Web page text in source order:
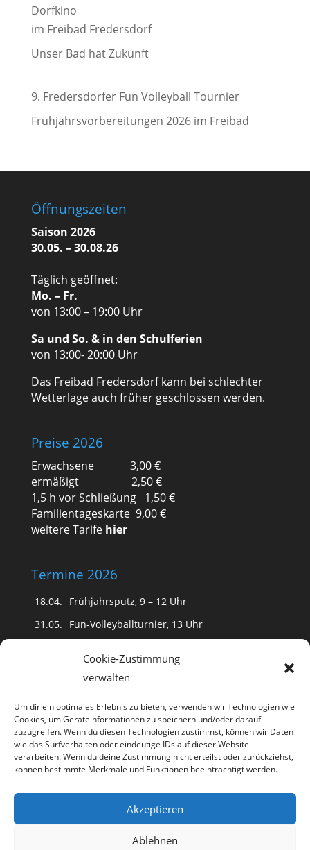
Cookie-Zustimmung
verwalten
Um dir ein optimales Erlebnis zu bieten, verwenden wir Technologien wie
Cookies, um Geräteinformationen zu speichern und/oder darauf
zuzugreifen. Wenn du diesen Technologien zustimmst, können wir Daten
wie das Surfverhalten oder eindeutige IDs auf dieser Website
verarbeiten. Wenn du deine Zustimmung nicht erteilst oder zurückziehst,
können bestimmte Merkmale und Funktionen beeinträchtigt werden.
Akzeptieren
Ablehnen
Dorfkino
im Freibad Fredersdorf
Unser Bad hat Zukunft
9. Fredersdorfer Fun Volleyball Tournier
Frühjahrsvorbereitungen 2026 im Freibad
Öffnungszeiten
Saison 2026
30.05. – 30.08.26
Täglich geöffnet:
Mo. – Fr.
von 13:00 – 19:00 Uhr
Sa und So. & in den Schulferien
von 13:00- 20:00 Uhr
Das Freibad Fredersdorf kann bei schlechter
Wetterlage auch früher geschlossen werden.
Preise 2026
Erwachsene 3,00 €
ermäßigt 2,50 €
1,5 h vor Schließung 1,50 €
Familientageskarte 9,00 €
weitere Tarife hier
Termine 2026
18.04.
Frühjahrsputz, 9 – 12 Uhr
31.05.
Fun-Volleyballturnier, 13 Uhr
18 Uhr Kinderdisko
Public Viewing der Fußball WM
15.08.
18 Uhr Kinderdisko
20 Uhr Karibische Nacht mit Tanz
Datenschutz Impressum